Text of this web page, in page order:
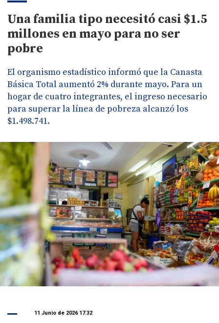
Una familia tipo necesitó casi $1.5
millones en mayo para no ser
pobre
El organismo estadístico informó que la Canasta
Básica Total aumentó 2% durante mayo. Para un
hogar de cuatro integrantes, el ingreso necesario
para superar la línea de pobreza alcanzó los
$1.498.741.
11 Junio de 2026 17.32